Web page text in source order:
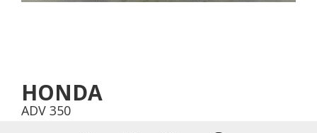
HONDA
ADV 350